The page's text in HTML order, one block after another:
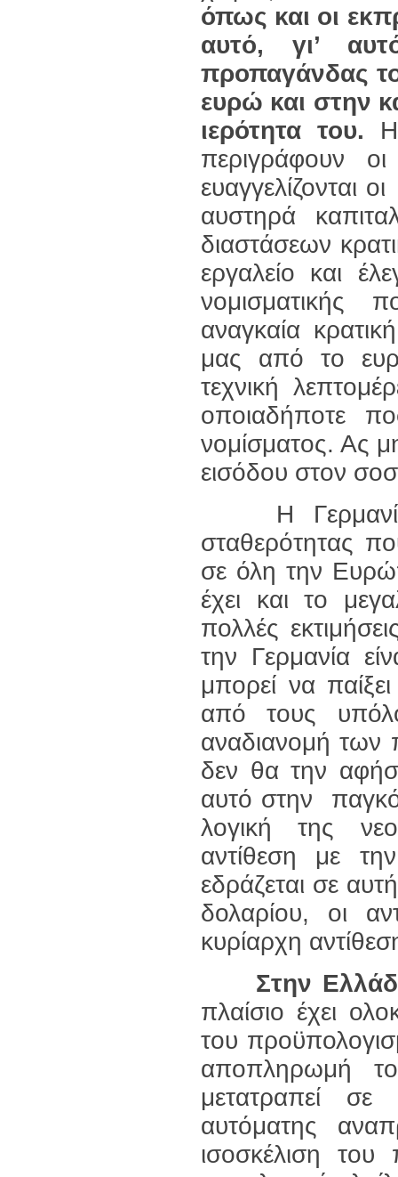
όπως και οι
αυτό, γι’
προπαγάνδας
ευρώ και στην
ιερότητα του.
περιγράφουν
ευαγγελίζονται
αυστηρά
διαστάσεων
εργαλείο και
νομισματικής
αναγκαία
μας από το
τεχνική
οποιαδήποτε
νομίσματος. Ας
εισόδου στον
Η Γερμανία
σταθερότητας
σε όλη την
έχει και το
πολλές
την Γερμανία
μπορεί να
από τους
αναδιανομή των
δεν θα την
αυτό στην
λογική της
αντίθεση με
εδράζεται σε
δολαρίου, οι
κυρίαρχη
Στην
πλαίσιο έχει
του
αποπληρωμή
μετατραπεί σε
αυτόματης
ισοσκέλιση